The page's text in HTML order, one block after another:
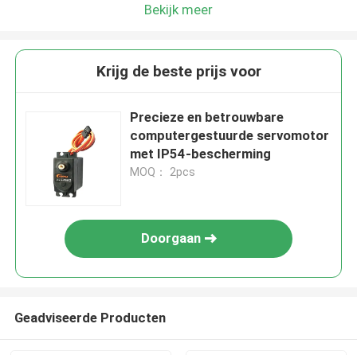
Bekijk meer
Krijg de beste prijs voor
Precieze en betrouwbare
computergestuurde servomotor
met IP54-bescherming
MOQ： 2pcs
Doorgaan
Geadviseerde Producten